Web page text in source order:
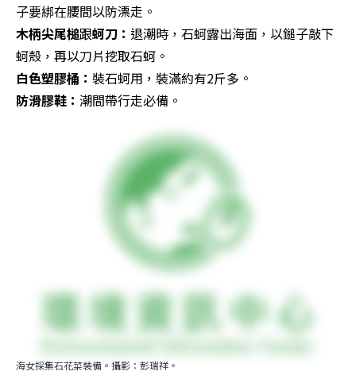
木柄尖尾槌跟蚵刀： 退潮時，石蚵露出海面，以鎚子敲下
白色塑膠桶：
防滑膠鞋： 潮間帶行走必備。
海女採集石花菜裝備。攝影：彭瑞祥。